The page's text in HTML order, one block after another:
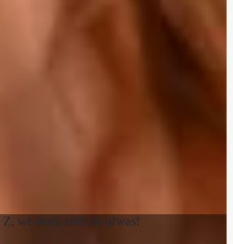
we doen zelfs de afwas!